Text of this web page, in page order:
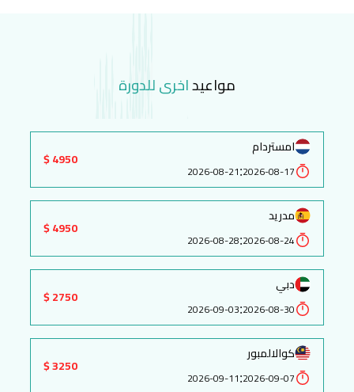
مواعيداخرى للدورة
امستردام
2026-08-17
:
2026-08-21
4950 $
مدريد
2026-08-24
:
2026-08-28
4950 $
دبي
2026-08-30
:
2026-09-03
2750 $
كوالالمبور
2026-09-07
:
2026-09-11
3250 $